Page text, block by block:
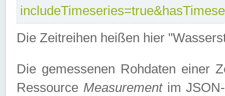
Die Zeitreihen heißen hier
Die gemessenen Rohdaten einer
Ressource Measurementim JSON-